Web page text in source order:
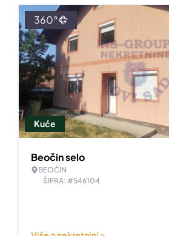
Kuće
360°
Beočin selo
BEOČIN
ŠIFRA: #546104